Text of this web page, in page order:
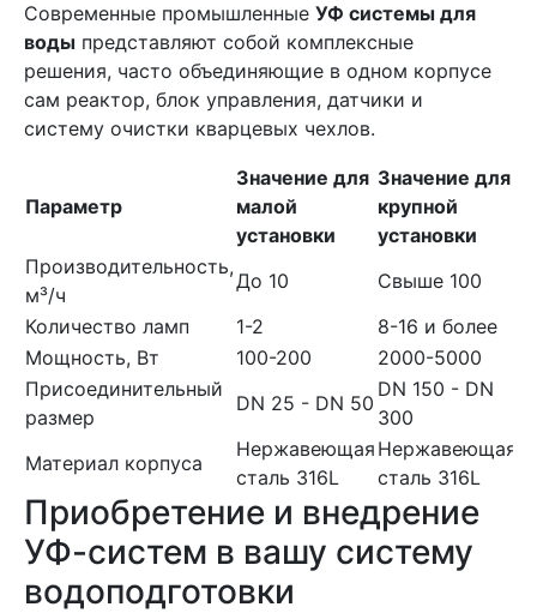
Современные промышленные УФ системы для
воды представляют собой комплексные
решения, часто объединяющие в одном корпусе
сам реактор, блок управления, датчики и
систему очистки кварцевых чехлов.
Параметр
Значение для
малой
установки
Значение для
крупной
установки
Производительность,
м³/ч
До 10
Свыше 100
Количество ламп
1-2
8-16 и более
Мощность, Вт
100-200
2000-5000
Присоединительный
размер
DN 25 - DN 50
DN 150 - DN
300
Материал корпуса
Нержавеющая
сталь 316L
Нержавеющая
сталь 316L
Приобретение и внедрение
УФ-систем в вашу систему
водоподготовки